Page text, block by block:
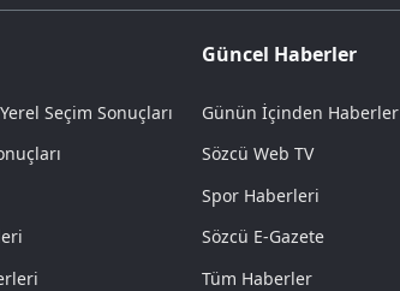
Seçim Sonuçları
Güncel Haberler
Günün İçinden Haberler
Sözcü Web TV
Spor Haberleri
Sözcü E-Gazete
Tüm Haberler